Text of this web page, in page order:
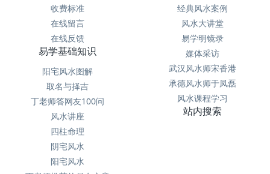
收费标准
在线留言
在线反馈
经典风水案例
风水大讲堂
易学明镜录
媒体采访
武汉风水师宋香港
承德风水师于凤磊
风水课程学习
易学基础知识
阳宅风水图解
取名与择吉
丁老师答网友100问
风水讲座
四柱命理
阴宅风水
阳宅风水
站内搜索